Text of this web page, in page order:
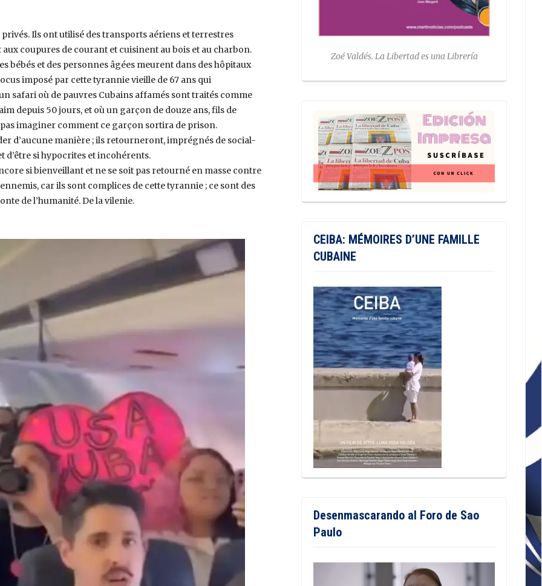
Ils ont utilisé des transports aériens et terrestres
coupures de courant et cuisinent au bois et au charbon.
bébés et des personnes âgées meurent dans des hôpitaux
imposé par cette tyrannie vieille de 67 ans qui
safari où de pauvres Cubains affamés sont traités comme
depuis 50 jours, et où un garçon de douze ans, fils de
pas imaginer comment ce garçon sortira de prison.
d’aucune manière ; ils retourneront, imprégnés de social-
si hypocrites et incohérents.
si bienveillant et ne se soit pas retourné en masse contre
car ils sont complices de cette tyrannie ; ce sont des
de l’humanité. De la vilenie.
Zoé Valdés. La Libertad es una Librería
CEIBA: MÉMOIRES D’UNE FAMILLE
CUBAINE
Desenmascarando al Foro de Sao
Paulo